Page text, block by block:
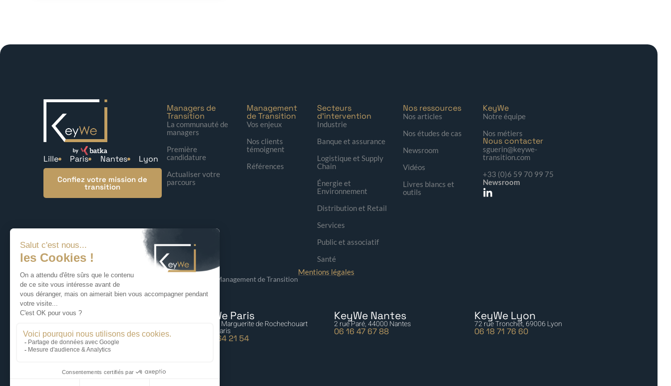
Lille Paris Nantes Lyon
Confiez votre mission de
transition
Managers de
Transition
La communauté de
managers
Première
candidature
Actualiser votre
parcours
Management
de Transition
Vos enjeux
Nos clients
témoignent
Références
Secteurs
d'intervention
Industrie
Banque et assurance
Logistique et Supply
Chain
Énergie et
Environnement
Distribution et Retail
Services
Public et associatif
Santé
Nos ressources
Nos articles
Nos études de cas
Newsroom
Vidéos
Livres blancs et
outils
KeyWe
Notre équipe
Nos métiers
Nous contacter
sguerin@keywe-
transition.com
+33 (0)6 59 70 99 75
Newsroom
© 2026 KeyWe – Management de Transition
Mentions légales
KeyWe Lille
Baoreul
06 59 70 99 75
KeyWe Paris
5 bis rue Marguerite de Rochechouart
75009 Paris
06 77 64 21 54
KeyWe Nantes
2 rue Paré, 44000 Nantes
06 16 47 67 88
KeyWe Lyon
72 rue Tronchet, 69006 Lyon
06 18 71 76 60